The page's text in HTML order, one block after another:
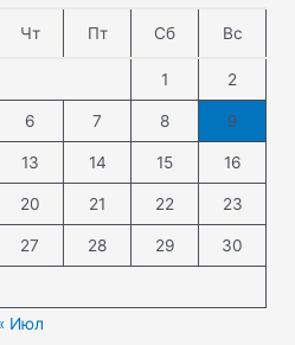
Чт Пт Сб Вс
1 2
6 7 8 9
13 14 15 16
20 21 22 23
27 28 29 30
Июл